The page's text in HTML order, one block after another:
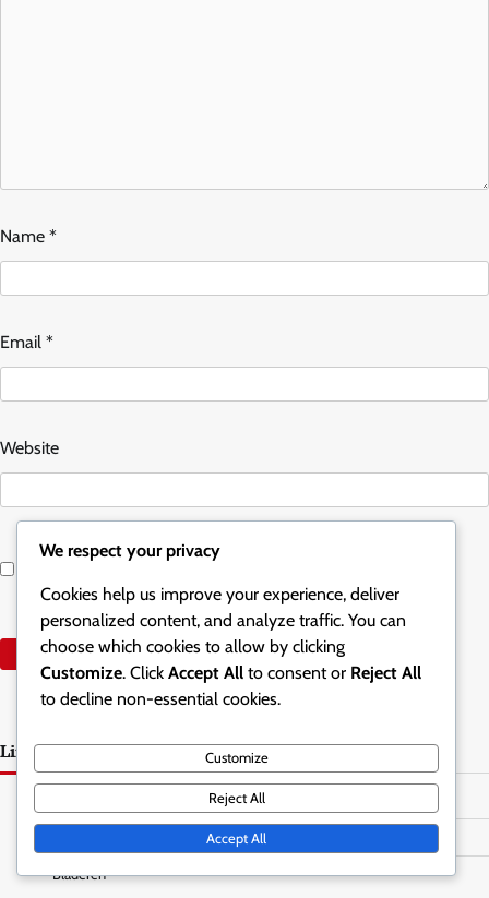
Name *
Email *
Website
Save my name, email, and website in this browser for the
Links
Bladeren
We respect your privacy
Cookies help us improve your experience, deliver
personalized content, and analyze traffic. You can
choose which cookies to allow by clicking
Customize. Click Accept All to consent or Reject All
to decline non-essential cookies.
Customize
Reject All
Accept All